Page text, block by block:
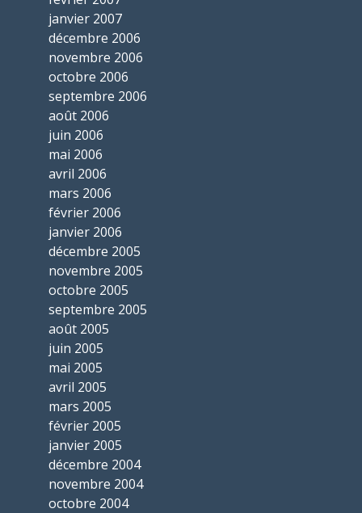
janvier 2007
décembre 2006
novembre 2006
octobre 2006
septembre 2006
août 2006
juin 2006
mai 2006
avril 2006
mars 2006
février 2006
janvier 2006
décembre 2005
novembre 2005
octobre 2005
septembre 2005
août 2005
juin 2005
mai 2005
avril 2005
mars 2005
février 2005
janvier 2005
décembre 2004
novembre 2004
octobre 2004